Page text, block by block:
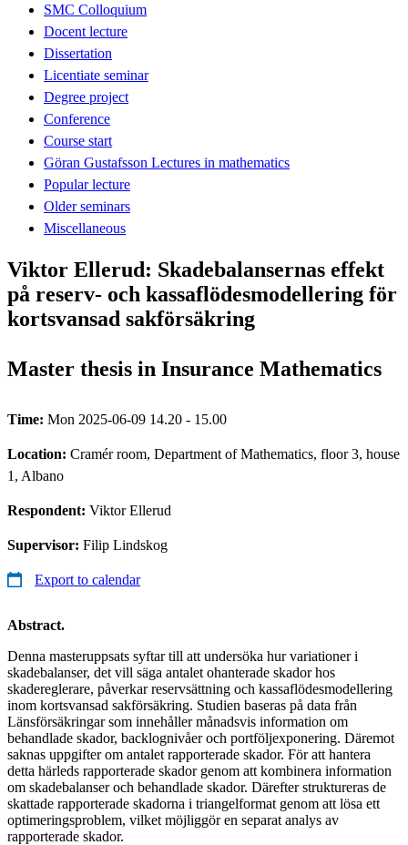
SMC Colloquium
Docent lecture
Dissertation
Licentiate seminar
Degree project
Conference
Course start
Göran Gustafsson Lectures in mathematics
Popular lecture
Older seminars
Miscellaneous
Viktor Ellerud: Skadebalansernas effekt
på reserv- och kassaflödesmodellering för
kortsvansad sakförsäkring
Master thesis in Insurance Mathematics
Time: Mon 2025-06-09 14.20 - 15.00
Location: Cramér room, Department of Mathematics, floor 3, house
1, Albano
Respondent: Viktor Ellerud
Supervisor: Filip Lindskog
Export to calendar
Abstract.
Denna masteruppsats syftar till att undersöka hur variationer i
skadebalanser, det vill säga antalet ohanterade skador hos
skadereglerare, påverkar reservsättning och kassaflödesmodellering
inom kortsvansad sakförsäkring. Studien baseras på data från
Länsförsäkringar som innehåller månadsvis information om
behandlade skador, backlognivåer och portföljexponering. Däremot
saknas uppgifter om antalet rapporterade skador. För att hantera
detta härleds rapporterade skador genom att kombinera information
om skadebalanser och behandlade skador. Därefter struktureras de
skattade rapporterade skadorna i triangelformat genom att lösa ett
optimeringsproblem, vilket möjliggör en separat analys av
rapporterade skador.